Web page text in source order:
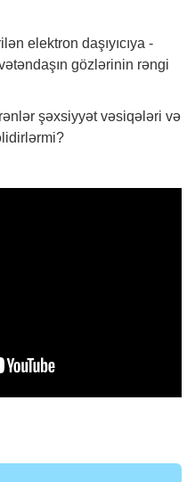
elektron daşıyıcıya -
gözlərinin rəngi
şəxsiyyət vəsiqələri və